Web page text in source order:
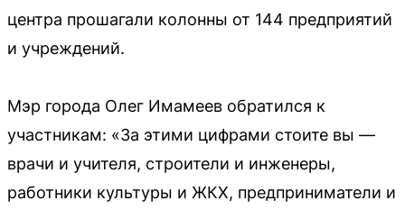
центра прошагали колонны от 144 предприятий
и учреждений.
Мэр города Олег Имамеев обратился к
участникам: «За этими цифрами стоите вы —
врачи и учителя, строители и инженеры,
работники культуры и ЖКХ, предприниматели и